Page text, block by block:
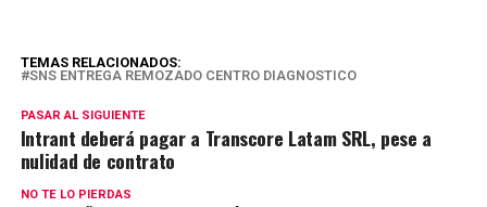
TEMAS RELACIONADOS:
SNS ENTREGA REMOZADO CENTRO DIAGNOSTICO
PASAR AL SIGUIENTE
Intrant deberá pagar a Transcore Latam SRL, pese a
nulidad de contrato
NO TE LO PIERDAS